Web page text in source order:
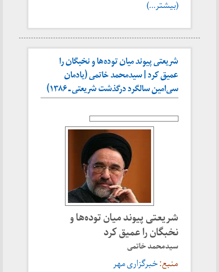
(بیشتر…)
شریعتی پیوند میان توده‌ها و نخبگان را
عمیق کرد | سیدمحمد خاتمی (یادمان
سی‌امین سالگرد درگذشت شریعتی ـ ۱۳۸۶)
شریعتی پیوند میان توده‌ها و
نخبگان را عمیق کرد
سیدمحمد خاتمی
منبع:خبرگزاری مهر